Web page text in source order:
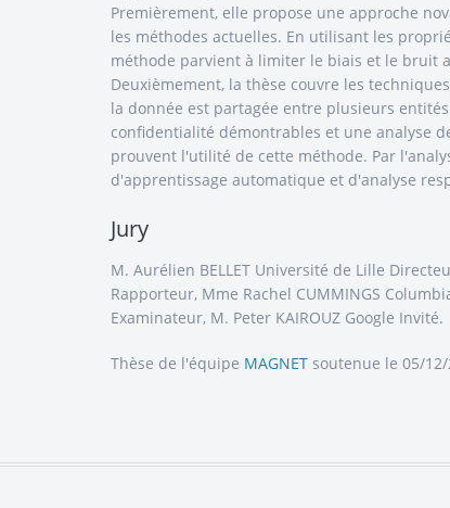
Premièrement, elle propose une approche
les méthodes actuelles. En utilisant les
méthode parvient à limiter le biais et le bruit
Deuxièmement, la thèse couvre les
la donnée est partagée entre plusieurs
confidentialité démontrables et une analyse
prouvent l'utilité de cette méthode. Par
d'apprentissage automatique et d'analyse
Jury
M. Aurélien BELLET Université de Lille
Rapporteur, Mme Rachel CUMMINGS
Examinateur, M. Peter KAIROUZ Google Invité.
Thèse de l'équipe MAGNET soutenue le 05/